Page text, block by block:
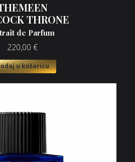
THRONE
de Parfum
220,00 €
u košaricu